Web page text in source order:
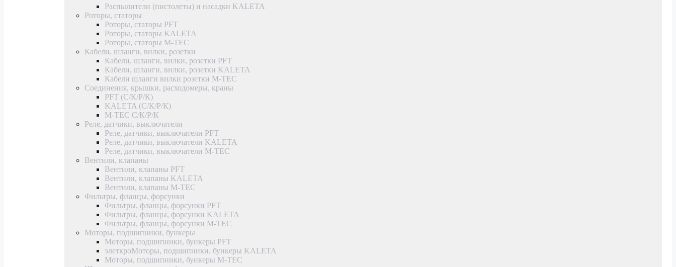
Распылители (пистолеты) и насадки KALETA
Роторы, статоры
Роторы, статоры PFT
Роторы, статоры KALETA
Роторы, статоры M-TEC
Кабели, шланги, вилки, розетки
Кабели, шланги, вилки, розетки PFT
Кабели, шланги, вилки, розетки KALETA
Кабели шланги вилки розетки M-TEC
Соединения, крышки, расходомеры, краны
PFT (С/К/Р/К)
KALETA (С/К/Р/К)
M-TEC С/К/Р/К
Реле, датчики, выключатели
Реле, датчики, выключатели PFT
Реле, датчики, выключатели KALETA
Реле, датчики, выключатели M-TEC
Вентили, клапаны
Вентили, клапаны PFT
Вентили, клапаны KALETA
Вентили, клапаны M-TEC
Фильтры, фланцы, форсунки
Фильтры, фланцы, форсунки PFT
Фильтры, фланцы, форсунки KALETA
Фильтры, фланцы, форсунки M-TEC
Моторы, подшипники, бункеры
Моторы, подшипники, бункеры PFT
элеткроМоторы, подшипники, бункеры KALETA
Моторы, подшипники, бункеры M-TEC